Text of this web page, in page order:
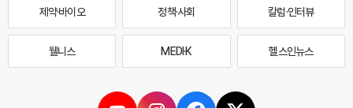
제약·바이오 정책·사회 칼럼·인터뷰
웰니스 MEDI·K 헬스인뉴스